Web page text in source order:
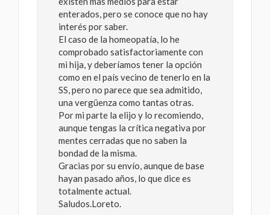
enterados, pero se conoce que no hay
interés por saber.
El caso de la homeopatía, lo he
comprobado satisfactoriamente con
mi hija, y deberíamos tener la opción
como en el país vecino de tenerlo en la
SS, pero no parece que sea admitido,
una vergüenza como tantas otras.
Por mi parte la elijo y lo recomiendo,
aunque tengas la crítica negativa por
mentes cerradas que no saben la
bondad de la misma.
Gracias por su envío, aunque de base
hayan pasado años, lo que dice es
totalmente actual.
Saludos.Loreto.